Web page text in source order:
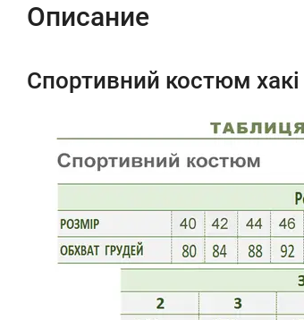
Описание
Спортивний костюм хакі